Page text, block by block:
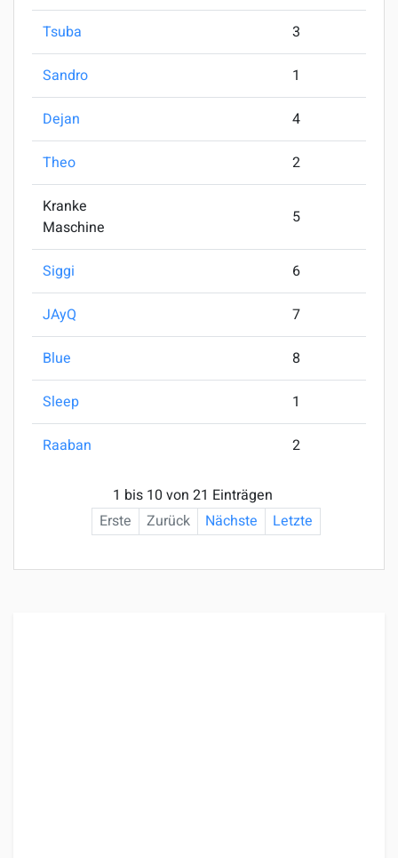
Tsuba 3
Sandro 1
Dejan 4
Theo 2
Kranke
Maschine
5
Siggi 6
JAyQ 7
Blue 8
Sleep 1
Raaban 2
1 bis 10 von 21 Einträgen
Erste
Zurück Nächste Letzte